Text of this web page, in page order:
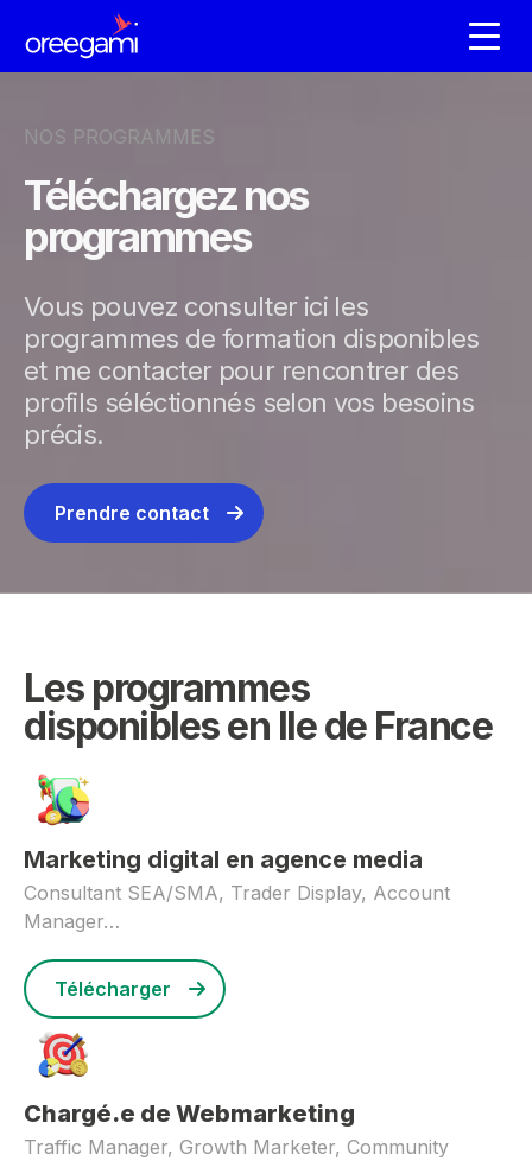
NOS PROGRAMMES
Téléchargez nos
programmes
Vous pouvez consulter ici les
programmes de formation disponibles
et me contacter pour rencontrer des
profils séléctionnés selon vos besoins
précis.
Prendre contact
Les programmes
disponibles en Ile de France
Marketing digital en agence media
Consultant SEA/SMA, Trader Display, Account
Manager…
Télécharger
Chargé.e de Webmarketing
Traffic Manager, Growth Marketer, Community